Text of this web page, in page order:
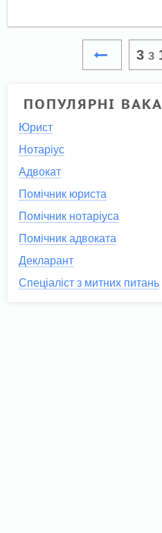
3 з
ПОПУЛЯРНІ
Юрист
Нотаріус
Адвокат
Помічник юриста
Помічник нотаріуса
Помічник адвоката
Декларант
Спеціаліст з митних питань